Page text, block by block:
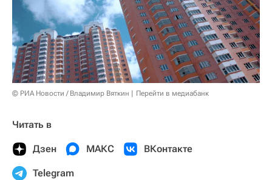
© РИА Новости / Владимир Вяткин Перейти в медиабанк
Читать в
Дзен МАКС ВКонтакте
Telegram